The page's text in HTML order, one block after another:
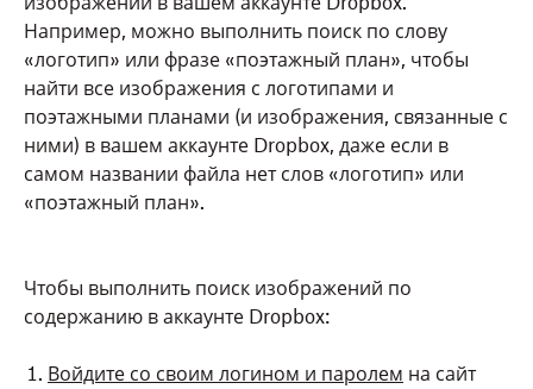
Например, можно выполнить поиск по слову
«логотип» или фразе «поэтажный план», чтобы
найти все изображения с логотипами и
поэтажными планами (и изображения, связанные с
ними) в вашем аккаунте Dropbox, даже если в
самом названии файла нет слов «логотип» или
«поэтажный план».
Чтобы выполнить поиск изображений по
содержанию в аккаунте Dropbox:
Войдите со своим логином и паролем на сайт